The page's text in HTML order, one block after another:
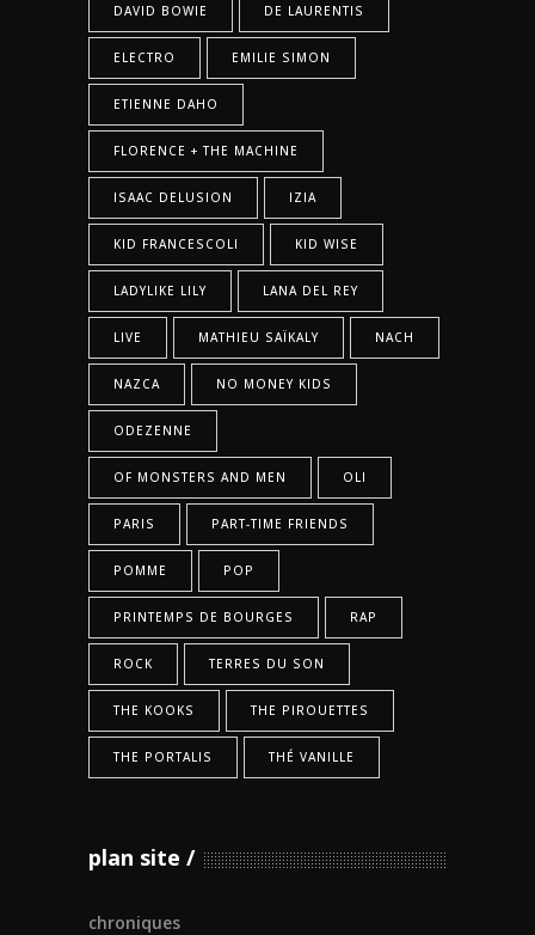
DAVID BOWIE DE LAURENTIS
ELECTRO EMILIE SIMON
ETIENNE DAHO
FLORENCE + THE MACHINE
ISAAC DELUSION IZIA
KID FRANCESCOLI KID WISE
LADYLIKE LILY LANA DEL REY
LIVE MATHIEU SAÏKALY NACH
NAZCA NO MONEY KIDS
ODEZENNE
OF MONSTERS AND MEN OLI
PARIS PART-TIME FRIENDS
POMME POP
PRINTEMPS DE BOURGES RAP
ROCK TERRES DU SON
THE KOOKS THE PIROUETTES
THE PORTALIS THÉ VANILLE
plan site
chroniques